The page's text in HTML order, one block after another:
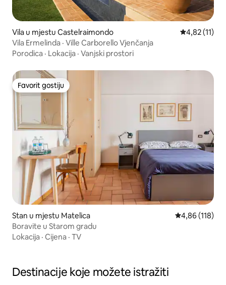
Vila u mjestu Castelraimondo Prosječna
4,82 (11)
Vila Ermelinda · Ville Carborello Vjenčanja
Porodica · Lokacija · Vanjski prostori
Favorit gostiju
Favorit gostiju
Stan u mjestu Matelica Prosječna
4,86 (118)
Boravite u Starom gradu
Lokacija · Cijena · TV
Destinacije koje možete istražiti